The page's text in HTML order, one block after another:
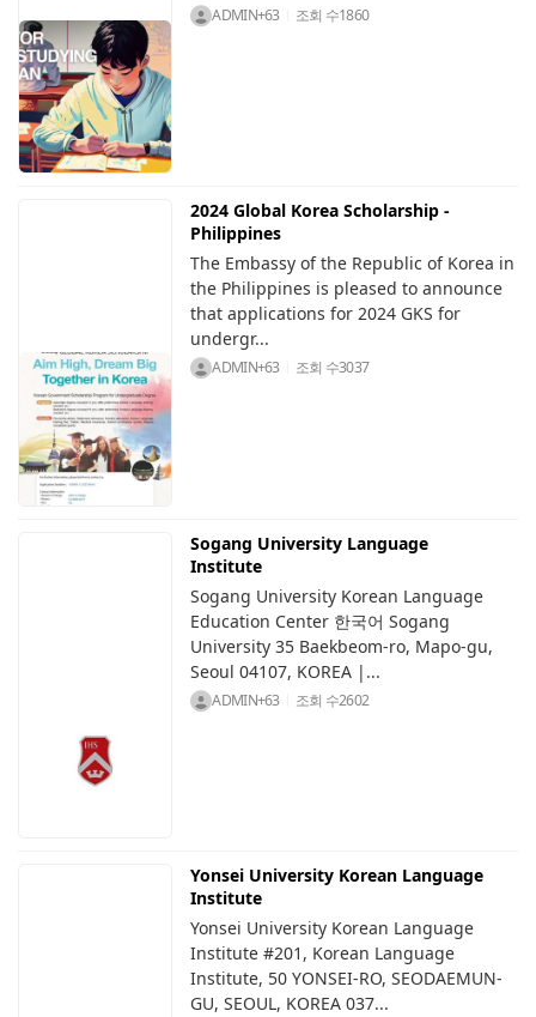
ADMIN+63 조회 수1860
2024 Global Korea Scholarship -
Philippines
The Embassy of the Republic of Korea in
the Philippines is pleased to announce
that applications for 2024 GKS for
undergr...
ADMIN+63 조회 수3037
Sogang University Language
Institute
Sogang University Korean Language
Education Center 한국어 Sogang
University 35 Baekbeom-ro, Mapo-gu,
Seoul 04107, KOREA |...
ADMIN+63 조회 수2602
Yonsei University Korean Language
Institute
Yonsei University Korean Language
Institute #201, Korean Language
Institute, 50 YONSEI-RO, SEODAEMUN-
GU, SEOUL, KOREA 037...